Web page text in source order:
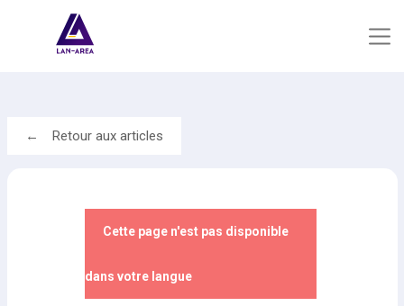
Retour aux articles
Cette page n'est pas disponible
dans votre langue